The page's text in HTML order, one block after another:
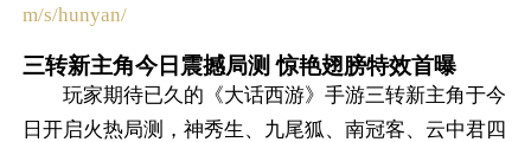
m/s/hunyan/
三转新主角今日震撼局测 惊艳翅膀特效首曝
玩家期待已久的《大话西游》手游三转新主角于今
日开启火热局测，神秀生、九尾狐、南冠客、云中君四